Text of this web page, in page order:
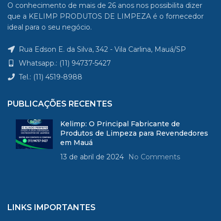
contaminar o alimento. O
mesmo ocorre com os
fragmentos da palha de aço
processo de limpeza
O conhecimento de mais de 26 anos nos possibilita dizer
que a KELIMP PRODUTOS DE LIMPEZA é o fornecedor
ideal para o seu negócio.
Rua Edson E. da Silva, 342 - Vila Carlina, Mauá/SP
Whatsapp.: (11) 94737-5427
Tel.: (11) 4519-8988
PUBLICAÇÕES RECENTES
Kelimp: O Principal Fabricante de
Produtos de Limpeza para Revendedores
em Mauá
13 de abril de 2024
No Comments
LINKS IMPORTANTES